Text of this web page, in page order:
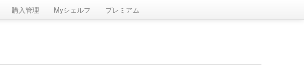
購入管理 Myシェルフ プレミアム